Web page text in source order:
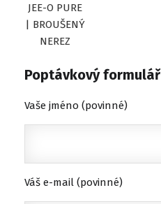
JEE-O PURE
| BROUŠENÝ
NEREZ
Poptávkový formulář
Vaše jméno (povinné)
Váš e-mail (povinné)